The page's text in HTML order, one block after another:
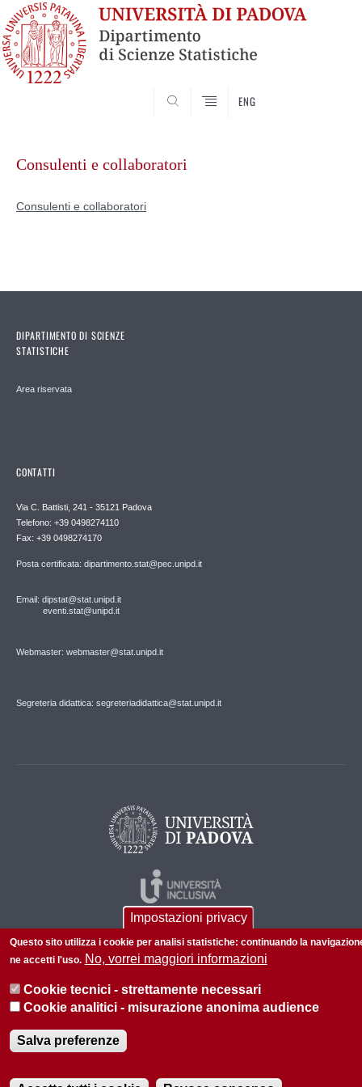
ENG
contenuto
Consulenti e collaboratori
Consulenti e collaboratori
DIPARTIMENTO DI SCIENZE
STATISTICHE
Area riservata
CONTATTI
Via C. Battisti, 241 - 35121 Padova
Telefono: +39 0498274110
Fax: +39 0498274170
Posta certificata: dipartimento.stat@pec.unipd.it
Email: dipstat@stat.unipd.it
eventi.stat@unipd.it
Webmaster: webmaster@stat.unipd.it
Segreteria didattica: segreteriadidattica@stat.unipd.it
© 2026 Università di Padova - Tutti i diritti riservati
P.I. 00742430283 C.F. 80006480281
Impostazioni privacy
Questo sito utilizza i cookie per analisi statistiche: continuando la
ne accetti l'uso. No, vorrei maggiori informazioni
Cookie tecnici - strettamente necessari
Cookie analitici - misurazione anonima audience
Salva preferenze